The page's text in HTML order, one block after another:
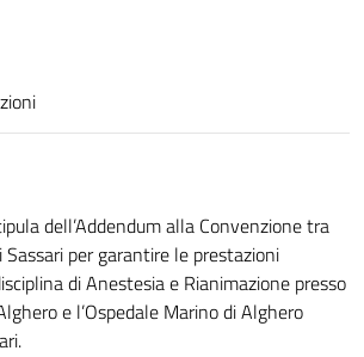
dell’Addendum alla Convenzione tra
Sassari per garantire le prestazioni
di Anestesia e Rianimazione presso
e l’Ospedale Marino di Alghero